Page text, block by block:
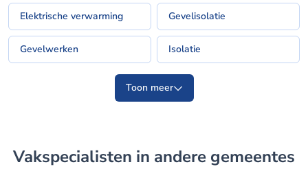
Elektrische verwarming Gevelisolatie
Gevelwerken Isolatie
Toon meer
Vakspecialisten in andere gemeentes